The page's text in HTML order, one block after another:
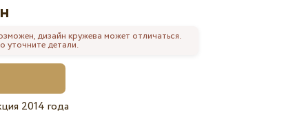
дизайн кружева может отличаться.
уточните детали.
2014 года